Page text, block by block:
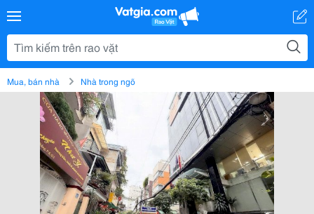
Mua, bán nhà Nhà trong ngõ